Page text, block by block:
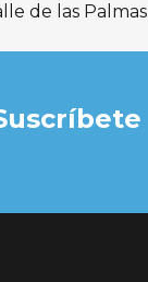
de las Palmas